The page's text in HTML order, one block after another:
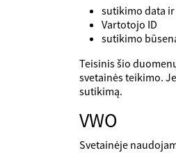
sutikimo data
Vartotojo ID
sutikimo
Teisinis šio
svetainės teikimo.
sutikimą.
VWO
Svetainėje